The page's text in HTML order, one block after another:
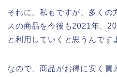
それに、私もですが、多くの
スの商品を今後も2021年、
と利用していくと思うんです
なので、商品がお得に安く買